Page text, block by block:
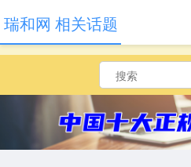
瑞和网 相关话题